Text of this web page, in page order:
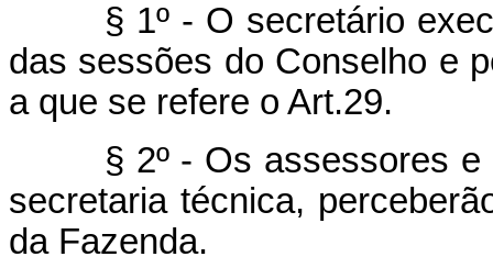
§ 1º - O secretário
das sessões do Conselho e
a que se refere o Art.29.
§ 2º - Os assessores e
secretaria técnica,
da Fazenda.